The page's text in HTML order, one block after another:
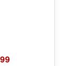
Huidige